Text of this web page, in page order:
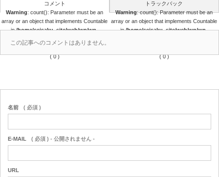
コメント
Warning: count(): Parameter must be an
array or an object that implements Countable
in/home/seisaku_site/web/wp/wp-
content/themes/seisaku/comments.php
( 0 )
トラックバック
Warning: count(): Parameter must be an
array or an object that implements Countable
in/home/seisaku_site/web/wp/wp-
( 0 )
この記事へのコメントはありません。
名前 ( 必須 )
E-MAIL ( 必須 ) - 公開されません -
URL